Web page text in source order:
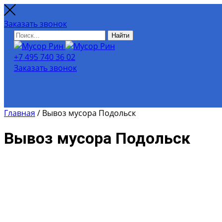
Заказать звонок
Найти
+7 495 740 36 02
Заказать звонок
Главная / Вывоз мусора Подольск
Вывоз мусора Подольск